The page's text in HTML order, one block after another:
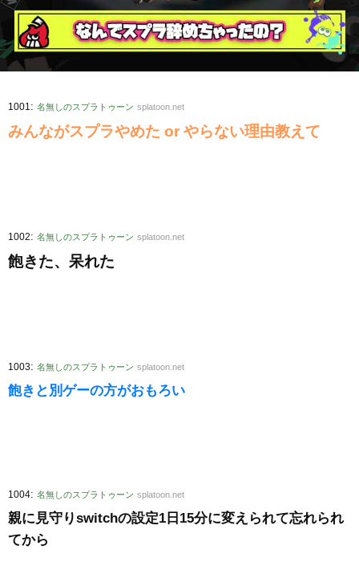
1001: 名無しのスプラトゥーン splatoon.net
みんながスプラやめた or やらない理由教えて
1002: 名無しのスプラトゥーン splatoon.net
飽きた、呆れた
1003: 名無しのスプラトゥーン splatoon.net
飽きと別ゲーの方がおもろい
1004: 名無しのスプラトゥーン splatoon.net
親に見守りswitchの設定1日15分に変えられて忘れられ
てから